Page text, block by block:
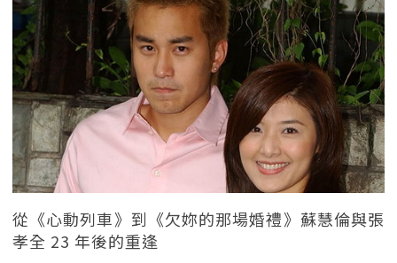
從《心動列車》到《欠妳的那場婚禮》蘇慧倫與張
孝全 23 年後的重逢